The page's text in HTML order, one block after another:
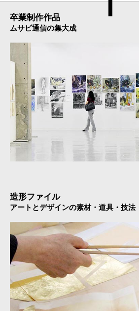
卒業制作作品
ムサビ通信の集大成
造形ファイル
アートとデザインの素材・道具・技法